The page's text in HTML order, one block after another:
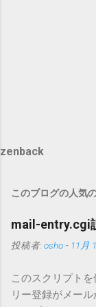
zenback
このブログの人気
mail-entry.cgi
投稿者: osho - 11月
このスクリプト
リー登録がメー